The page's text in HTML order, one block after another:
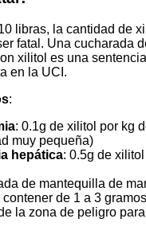
libras, la cantidad de
fatal. Una cucharada
xilitol es una
en la UCI.
:
: 0.1g de xilitol por kg
muy pequeña)
hepática: 0.5g de
de mantequilla de
de 1 a 3
la zona de peligro